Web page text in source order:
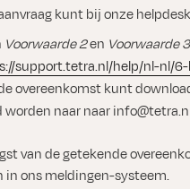
kunt bij onze
Voorwaarde 2en Voorwaarde 3
support.tetra.nl/help/nl-nl/
overeenkomst kunt
worden naar naar
van de getekende
in ons meldingen-systeem.